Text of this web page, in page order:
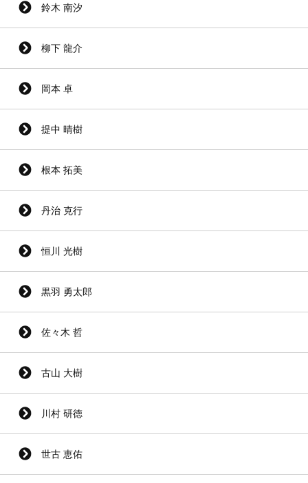
鈴木 南汐
柳下 龍介
岡本 卓
提中 晴樹
根本 拓美
丹治 克行
恒川 光樹
黒羽 勇太郎
佐々木 哲
古山 大樹
川村 研徳
世古 恵佑